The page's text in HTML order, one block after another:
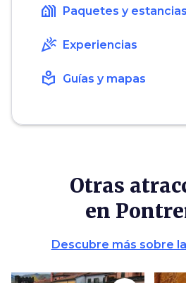
holiday_village Paquetes y estancias
celebration Experiencias
local_library Guías y mapas
Otras
en
Descubre más sobre